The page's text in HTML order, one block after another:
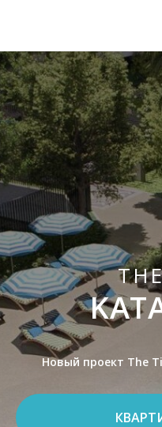
Новый проект The